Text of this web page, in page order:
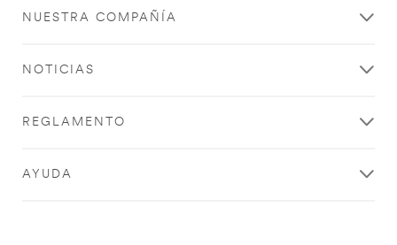
NUESTRA COMPAÑÍA
NOTICIAS
REGLAMENTO
AYUDA